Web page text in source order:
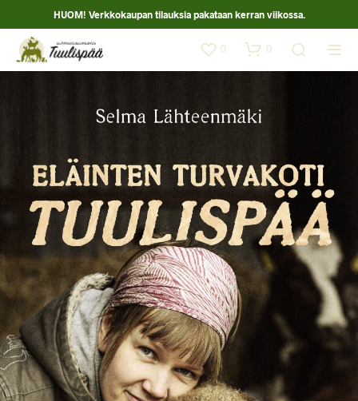
HUOM! Verkkokaupan tilauksia pakataan kerran viikossa.
0 0